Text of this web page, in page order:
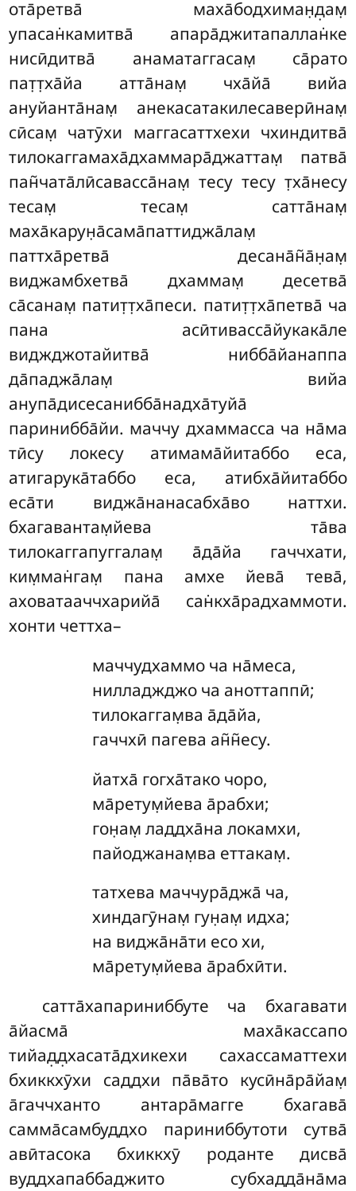
ота̄ретва̄ маха̄бодхиман̣д̣ам̣
упасан̇камитва̄ апара̄джитапаллан̇ке
нисӣдитва̄ анаматаггасам̣ са̄рато
пат̣т̣ха̄йа атта̄нам̣ чха̄йа̄ вийа
ануйанта̄нам̣ анекасатакилесаверӣнам̣
сӣсам̣ чатӯхи маггасаттхехи чхиндитва̄
тилокаггамаха̄дхаммара̄джаттам̣ патва̄
пан̃чата̄лӣсавасса̄нам̣ тесу тесу т̣ха̄несу
тесам̣ тесам̣ сатта̄нам̣
маха̄карун̣а̄сама̄паттиджа̄лам̣
паттха̄ретва̄ десана̄н̃а̄н̣ам̣
виджамбхетва̄ дхаммам̣ десетва̄
са̄санам̣ патит̣т̣ха̄песи. патит̣т̣ха̄петва̄ ча
пана асӣтивасса̄йукака̄ле
виджджотайитва̄ нибба̄йанаппа
да̄паджа̄лам̣ вийа
анупа̄дисесанибба̄надха̄туйа̄
паринибба̄йи. маччу дхаммасса ча на̄ма
тӣсу локесу атимама̄йитаббо еса,
атигарука̄таббо еса, атибха̄йитаббо
еса̄ти виджа̄нанасабха̄во наттхи.
бхагавантам̣йева та̄ва
тилокаггапуггалам̣ а̄да̄йа гаччхати,
ким̣ман̇гам̣ пана амхе йева̄ тева̄,
аховатааччхарийа̄ сан̇кха̄радхаммоти.
хонти четтха–
маччудхаммо ча на̄меса,
нилладжджо ча аноттаппӣ;
тилокаггам̣ва а̄да̄йа,
гаччхӣ пагева ан̃н̃есу.
йатха̄ гогха̄тако чоро,
ма̄ретум̣йева а̄рабхи;
гон̣ам̣ ладдха̄на локамхи,
пайоджанам̣ва еттакам̣.
татхева маччура̄джа̄ ча,
хиндагӯнам̣ гун̣ам̣ идха;
на виджа̄на̄ти есо хи,
ма̄ретум̣йева а̄рабхӣти.
сатта̄хапариниббуте ча бхагавати
а̄йасма̄ маха̄кассапо
тийад̣д̣хасата̄дхикехи сахассаматтехи
бхиккхӯхи саддхи па̄ва̄то кусӣна̄ра̄йам̣
а̄гаччханто антара̄магге бхагава̄
самма̄самбуддхо париниббутоти сутва̄
авӣтасока бхиккхӯ роданте дисва̄
вуддхапаббаджито субхадда̄на̄ма